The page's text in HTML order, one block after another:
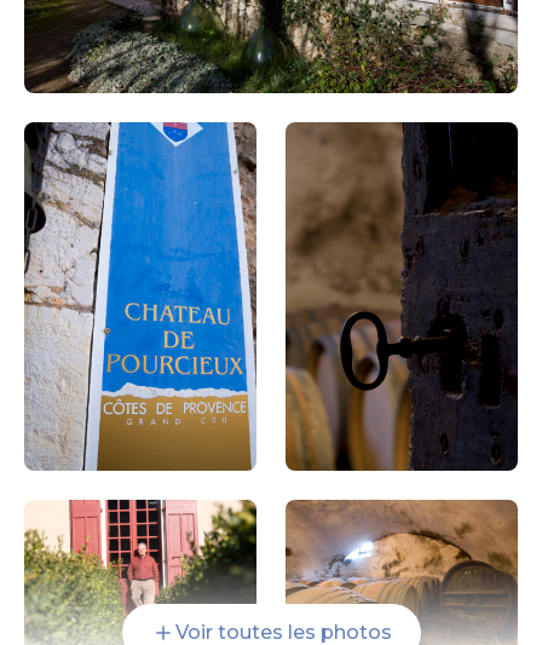
Voir toutes les photos